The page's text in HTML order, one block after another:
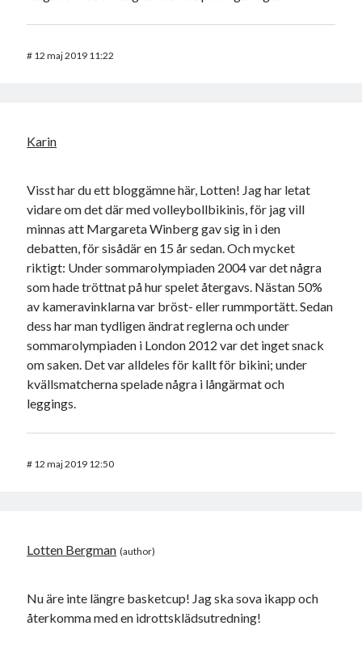
# 12 maj 2019 11:22
Karin
Visst har du ett bloggämne här, Lotten! Jag har letat
vidare om det där med volleybollbikinis, för jag vill
minnas att Margareta Winberg gav sig in i den
debatten, för sisådär en 15 år sedan. Och mycket
riktigt: Under sommarolympiaden 2004 var det några
som hade tröttnat på hur spelet återgavs. Nästan 50%
av kameravinklarna var bröst- eller rummportätt. Sedan
dess har man tydligen ändrat reglerna och under
sommarolympiaden i London 2012 var det inget snack
om saken. Det var alldeles för kallt för bikini; under
kvällsmatcherna spelade några i långärmat och
leggings.
# 12 maj 2019 12:50
Lotten Bergman
Nu äre inte längre basketcup! Jag ska sova ikapp och
återkomma med en idrottsklädsutredning!